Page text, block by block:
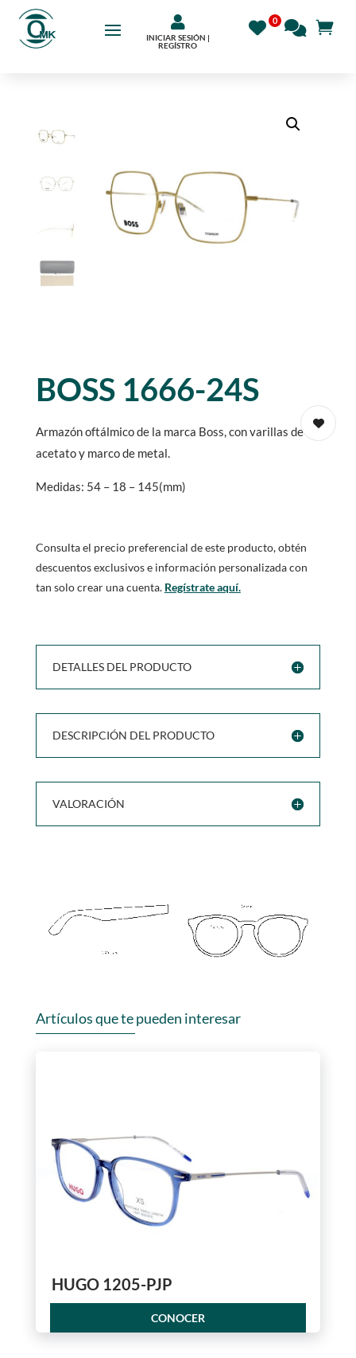

INICIAR SESIÓN |
REGÍSTRO
BOSS 1666-24S
Armazón oftálmico de la marca Boss, con varillas de
acetato y marco de metal.
Medidas: 54 – 18 – 145(mm)
Consulta el precio preferencial de este producto, obtén
descuentos exclusivos e información personalizada con
tan solo crear una cuenta. Regístrate aquí.
DETALLES DEL PRODUCTO
DESCRIPCIÓN DEL PRODUCTO
VALORACIÓN
Artículos que te pueden interesar
HUGO 1205-PJP
CONOCER